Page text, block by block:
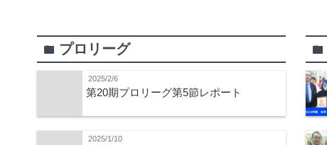
folder プロリーグ
2025/2/6
第20期プロリーグ第5節レポート
2025/1/10
folder